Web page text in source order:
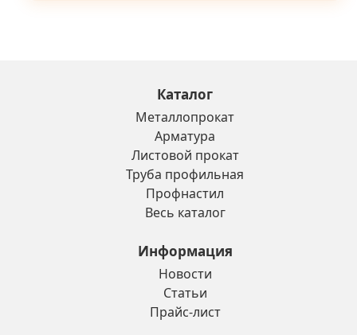
Каталог
Металлопрокат
Арматура
Листовой прокат
Труба профильная
Профнастил
Весь каталог
Информация
Новости
Статьи
Прайс-лист